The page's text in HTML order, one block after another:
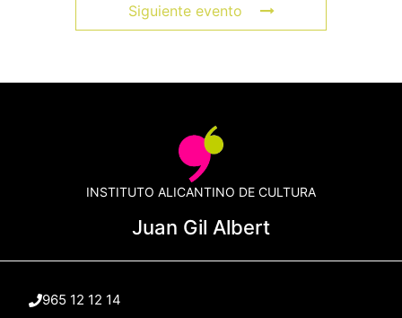
Siguiente evento
INSTITUTO ALICANTINO DE CULTURA
Juan Gil Albert
965 12 12 14